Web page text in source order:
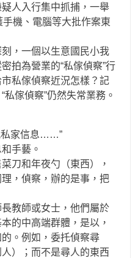
人入行集中抓捕，一舉
機、電腦等大批作案東
，一個以生意國民小我
拍為營業的“私傢偵察”行
私傢偵察近況怎樣？記
傢偵察”仍然失常業務。
家信息……”
手藝。
和年夜勺（東西），
，偵察，辦的是事，把
教師或女士，他們屬於
的中高端群體，是以，
。例如，委托偵察尋
）；而不是尋人的東西